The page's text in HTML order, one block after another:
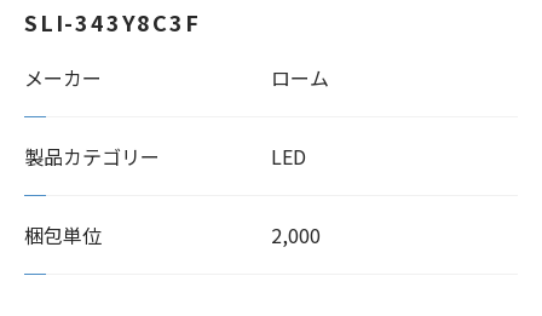
SLI-343Y8C3F
メーカー ローム
製品カテゴリー LED
梱包単位 2,000